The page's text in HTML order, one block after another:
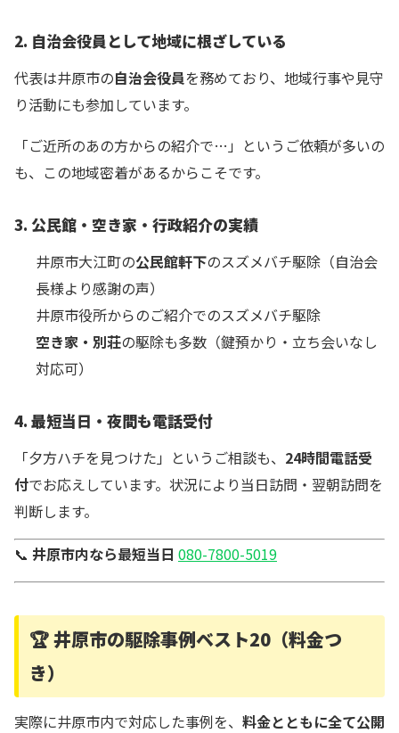
2. 自治会役員として地域に根ざしている
代表は井原市の自治会役員を務めており、地域行事や見守
り活動にも参加しています。
「ご近所のあの方からの紹介で…」というご依頼が多いの
も、この地域密着があるからこそです。
3. 公民館・空き家・行政紹介の実績
井原市大江町の公民館軒下のスズメバチ駆除（自治会
長様より感謝の声）
井原市役所からのご紹介でのスズメバチ駆除
空き家・別荘の駆除も多数（鍵預かり・立ち会いなし
対応可）
4. 最短当日・夜間も電話受付
「夕方ハチを見つけた」というご相談も、 24時間電話受
付でお応えしています。状況により当日訪問・翌朝訪問を
判断します。
📞 井原市内なら最短当日 080-7800-5019
🏆 井原市の駆除事例ベスト20（料金つ
き）
実際に井原市内で対応した事例を、 料金とともに全て公開